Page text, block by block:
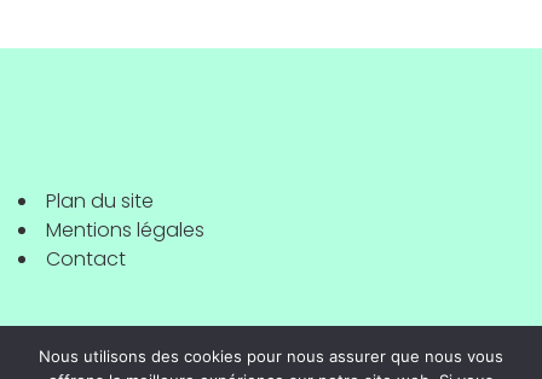
Plan du site
Mentions légales
Contact
Nous utilisons des cookies pour nous assurer que nous vous